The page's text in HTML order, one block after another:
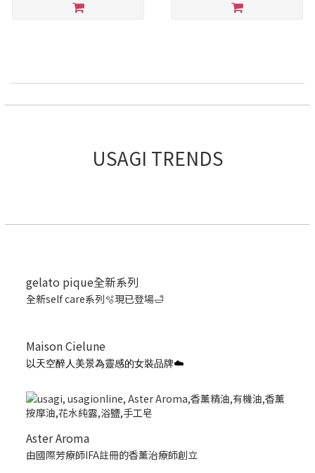
USAGI TRENDS
gelato pique全新系列
全新self care系列🫧現已登場🛁
Maison Cielune
以天空醉人美景為靈感的女裝品牌☁️
Aster Aroma
由國際芳療師IFA註冊的香薰治療師創立